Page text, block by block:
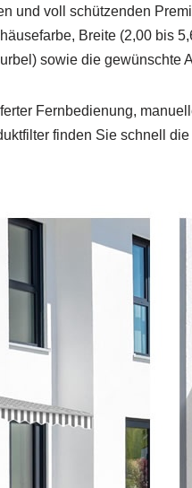
und voll schützenden
Breite (2,00 bis
sowie die gewünschte
Fernbedienung,
finden Sie schnell